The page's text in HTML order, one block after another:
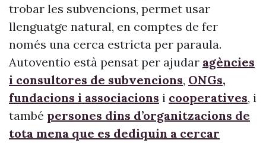
trobar les subvencions, permet usar
llenguatge natural, en comptes de fer
només una cerca estricta per paraula.
Autoventio està pensat per ajudar agències
i consultores de subvencions, ONGs,
fundacions i associacions i cooperatives, i
també persones dins d’organitzacions de
tota mena que es dediquin a cercar